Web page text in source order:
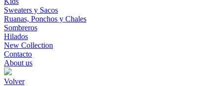
Sweaters y Sacos
Ruanas, Ponchos y Chales
Sombreros
Hilados
New Collection
Contacto
About us
Volver